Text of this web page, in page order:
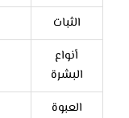
الثبات
أنواع
البشرة
العبوة